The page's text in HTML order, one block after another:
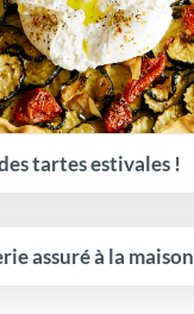
tartes estivales !
assuré à la maison